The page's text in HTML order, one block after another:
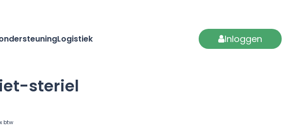
Logistiek Inloggen
steriel
btw